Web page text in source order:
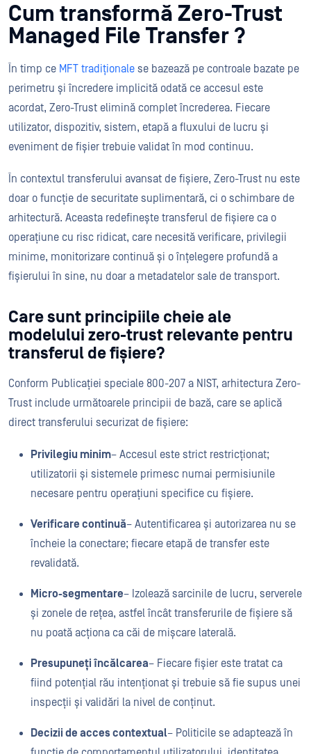
Cum transformă Zero-Trust
Managed File Transfer ?
În timp ce MFT tradiționale se bazează pe controale bazate pe
perimetru și încredere implicită odată ce accesul este
acordat, Zero-Trust elimină complet încrederea. Fiecare
utilizator, dispozitiv, sistem, etapă a fluxului de lucru și
eveniment de fișier trebuie validat în mod continuu.
În contextul transferului avansat de fișiere, Zero-Trust nu este
doar o funcție de securitate suplimentară, ci o schimbare de
arhitectură. Aceasta redefinește transferul de fișiere ca o
operațiune cu risc ridicat, care necesită verificare, privilegii
minime, monitorizare continuă și o înțelegere profundă a
fișierului în sine, nu doar a metadatelor sale de transport.
Care sunt principiile cheie ale
modelului zero-trust relevante pentru
transferul de fișiere?
Conform Publicației speciale 800-207 a NIST, arhitectura Zero-
Trust include următoarele principii de bază, care se aplică
direct transferului securizat de fișiere:
Privilegiu minim– Accesul este strict restricționat;
utilizatorii și sistemele primesc numai permisiunile
necesare pentru operațiuni specifice cu fișiere.
Verificare continuă– Autentificarea și autorizarea nu se
încheie la conectare; fiecare etapă de transfer este
revalidată.
Micro-segmentare– Izolează sarcinile de lucru, serverele
și zonele de rețea, astfel încât transferurile de fișiere să
nu poată acționa ca căi de mișcare laterală.
Presupuneți încălcarea– Fiecare fișier este tratat ca
fiind potențial rău intenționat și trebuie să fie supus unei
inspecții și validări la nivel de conținut.
Decizii de acces contextual– Politicile se adaptează în